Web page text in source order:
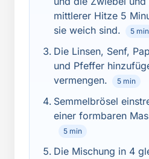
mittlerer Hitze 5
sie weich sind.
5 min
Die Linsen, Senf,
und Pfeffer
vermengen.
5 min
Semmelbrösel
einer formbaren
5 min
Die Mischung in 4